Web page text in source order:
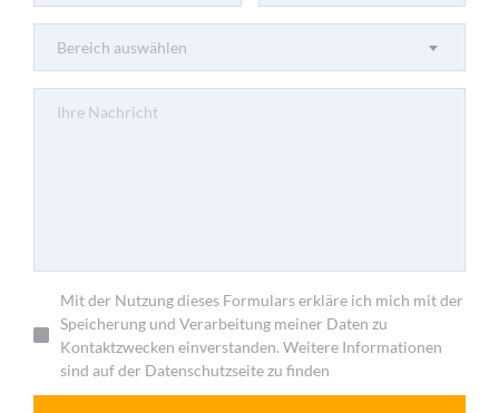
Bereich auswählen
Mit der Nutzung dieses Formulars erkläre ich mich mit der
Speicherung und Verarbeitung meiner Daten zu
Kontaktzwecken einverstanden. Weitere Informationen
sind auf der Datenschutzseite zu finden